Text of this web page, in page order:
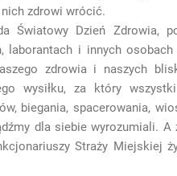
zdrowi wrócić.
Światowy Dzień Zdrowia,
laborantach i innych
zdrowia i naszych
wysiłku, za który
biegania, spacerowania,
dla siebie wyrozumiali.
Straży Miejskiej